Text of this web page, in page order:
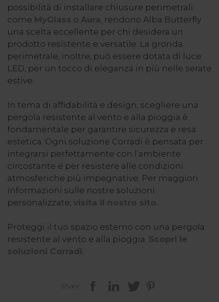
possibilità di installare chiusure perimetrali
come MyGlass o Aura , rendono Alba Butterfly
una scelta eccellente per chi desidera un
prodotto resistente e versatile. La gronda
perimetrale, inoltre, può essere dotata di luce
LED, per un tocco di eleganza in più nelle serate
estive.
In tema di affidabilità e design, scegliere una
pergola resistente al vento e alla pioggia è
fondamentale per garantire sicurezza e resa
estetica. Ogni soluzione Corradi è pensata per
integrarsi perfettamente con l’ambiente
circostante e per resistere alle condizioni
atmosferiche più impegnative. Per maggiori
informazioni sulle nostre soluzioni
personalizzate, visita il nostro sito.
Proteggi il tuo spazio esterno con una pergola
resistente al vento e alla pioggia. Scopri le
soluzioni Corradi.
Share